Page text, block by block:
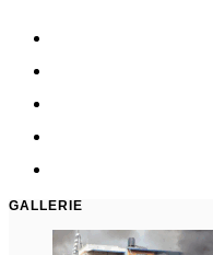
GALLERIE